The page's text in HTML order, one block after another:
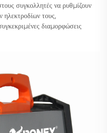
συγκολλητές να ρυθμίζουν
ηλεκτροδίων τους,
διαμορφώσεις